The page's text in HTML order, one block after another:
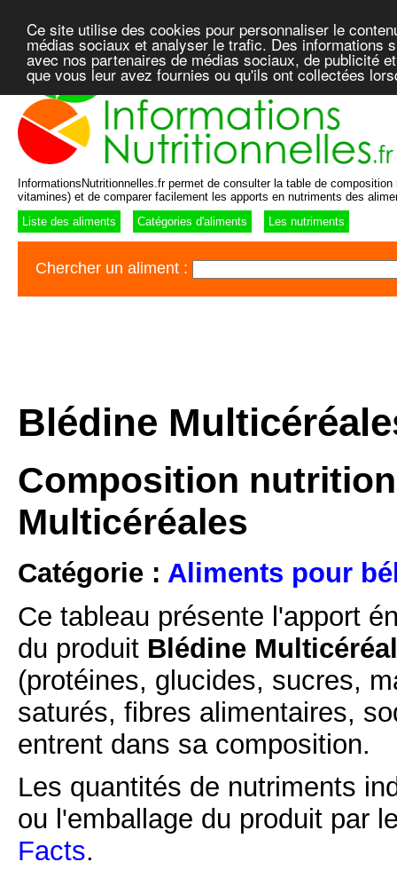
Ce site utilise des cookies pour personnaliser le
médias sociaux et analyser le trafic. Des informations
avec nos partenaires de médias sociaux, de publicité
que vous leur avez fournies ou qu'ils ont collectées
InformationsNutritionnelles.fr permet de consulter la table de
vitamines) et de comparer facilement les apports en nutriments des
Liste des aliments
Catégories d'aliments Les nutriments
Chercher un aliment :
Blédine
Composition
Multicéréales
Catégorie : Aliments pour
Ce tableau présente l'apport
du produit Blédine
(protéines, glucides, sucres,
saturés, fibres alimentaires,
entrent dans sa composition.
Les quantités de nutriments
ou l'emballage du produit par
Facts.